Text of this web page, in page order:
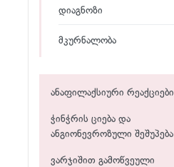
დიაგნოზი
მკურნალობა
ანაფილაქსიური რეაქციები
ჭინჭრის ციება და
ანგიონევროზული შეშუპება
ვარჯიშით გამოწვეული